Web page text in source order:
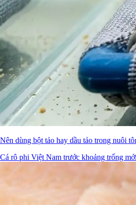
Nên dùng bột tảo hay dầu tảo trong nuôi
Cá rô phi Việt Nam trước khoảng trống